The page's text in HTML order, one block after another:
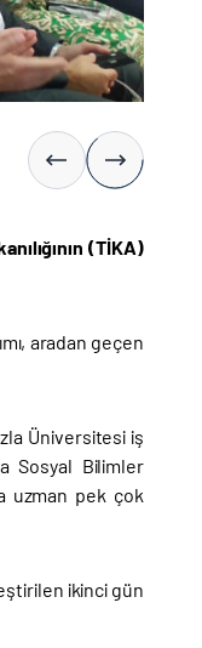
(TİKA)
aradan geçen
Üniversitesi iş
Sosyal Bilimler
uzman pek çok
ikinci gün